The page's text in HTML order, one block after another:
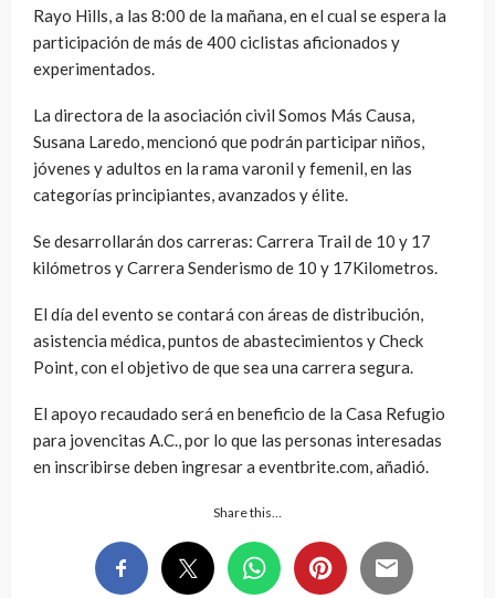
Rayo Hills, a las 8:00 de la mañana, en el cual se espera la
participación de más de 400 ciclistas aficionados y
experimentados.
La directora de la asociación civil Somos Más Causa,
Susana Laredo, mencionó que podrán participar niños,
jóvenes y adultos en la rama varonil y femenil, en las
categorías principiantes, avanzados y élite.
Se desarrollarán dos carreras: Carrera Trail de 10 y 17
kilómetros y Carrera Senderismo de 10 y 17Kilometros.
El día del evento se contará con áreas de distribución,
asistencia médica, puntos de abastecimientos y Check
Point, con el objetivo de que sea una carrera segura.
El apoyo recaudado será en beneficio de la Casa Refugio
para jovencitas A.C., por lo que las personas interesadas
en inscribirse deben ingresar a eventbrite.com, añadió.
Share this…